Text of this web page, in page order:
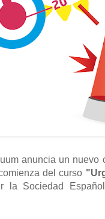
anuncia un nuevo
del curso
la Sociedad